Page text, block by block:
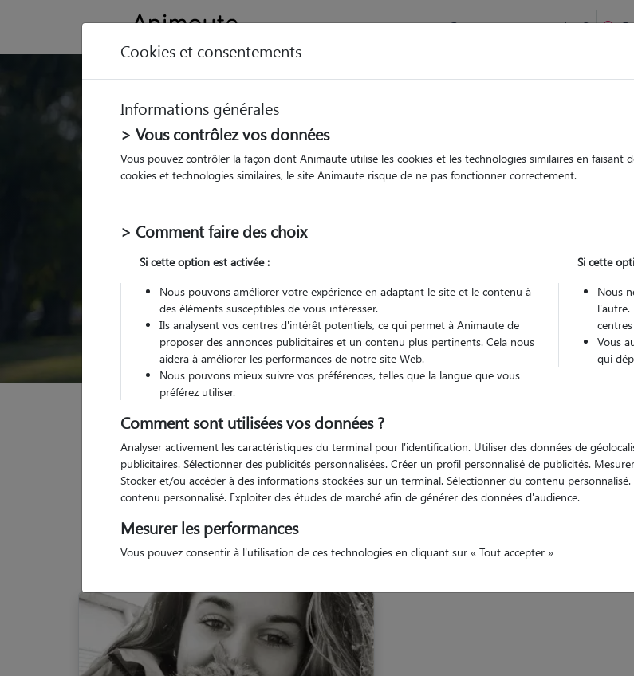
Comment ça marche ?
Trouvez votre gardien idéal !
Parmi nospet sitters vérifiés chez
chez
Garde animaux France Auvergne-Rhône-Alpes Allier
Cookies et consentements
Informations générales
> Vous contrôlez vos données
Vous pouvez contrôler la façon dont Animaute utilise les cookies et les technologies similaires en faisant
cookies et technologies similaires, le site Animaute risque de ne pas fonctionner correctement.
> Comment faire des choix
Si cette option est activée :
Nous pouvons améliorer votre expérience en adaptant le site et le contenu à
des éléments susceptibles de vous intéresser.
Ils analysent vos centres d'intérêt potentiels, ce qui permet à Animaute de
proposer des annonces publicitaires et un contenu plus pertinents. Cela nous
aidera à améliorer les performances de notre site Web.
Nous pouvons mieux suivre vos préférences, telles que la langue que vous
préférez utiliser.
Si cette
Nous
l'autre.
Vous
qui
Comment sont utilisées vos données ?
Analyser activement les caractéristiques du terminal pour l'identification. Utiliser des données de
publicitaires. Sélectionner des publicités personnalisées. Créer un profil personnalisé de publicités.
Stocker et/ou accéder à des informations stockées sur un terminal. Sélectionner du contenu
contenu personnalisé. Exploiter des études de marché afin de générer des données d'audience.
Mesurer les performances
Vous pouvez consentir à l'utilisation de ces technologies en cliquant sur « Tout accepter »